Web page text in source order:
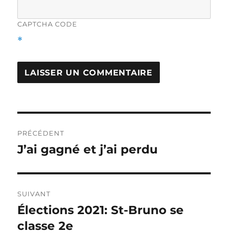
CAPTCHA CODE
*
de
PRÉCÉDENT
Article
J’ai gagné et j’ai perdu
SUIVANT
Article
Suivant :
Élections 2021: St-Bruno se
classe 2e